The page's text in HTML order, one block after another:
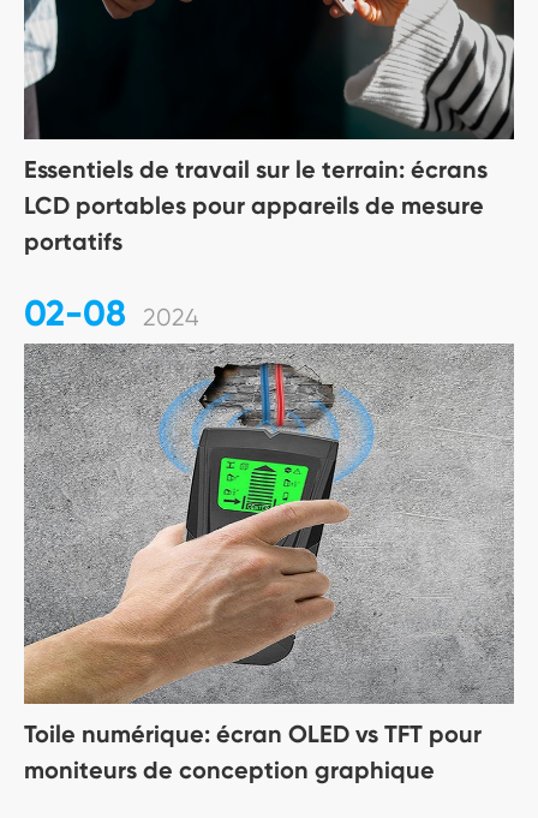
Essentiels de travail sur le terrain: écrans
LCD portables pour appareils de mesure
portatifs
02-08 2024
Toile numérique: écran OLED vs TFT pour
moniteurs de conception graphique